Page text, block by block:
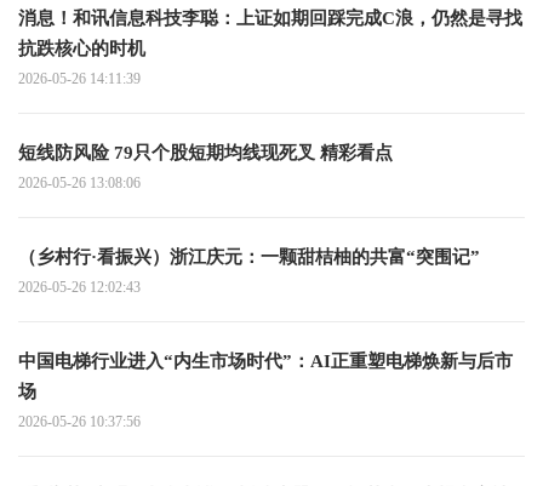
消息！和讯信息科技李聪：上证如期回踩完成C浪，仍然是寻找
抗跌核心的时机
2026-05-26 14:11:39
短线防风险 79只个股短期均线现死叉 精彩看点
2026-05-26 13:08:06
（乡村行·看振兴）浙江庆元：一颗甜桔柚的共富“突围记”
2026-05-26 12:02:43
中国电梯行业进入“内生市场时代”：AI正重塑电梯焕新与后市
场
2026-05-26 10:37:56